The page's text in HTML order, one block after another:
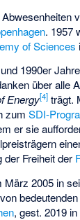
. 1957
of Sciences
1990er
über alle
Energy[4] trägt.
zumSDI-
er sie
der Freiheit der
März 2005 in
, gest. 2019